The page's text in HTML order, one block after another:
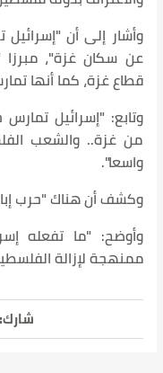
وأشار إلى أن "إسرائيل
عن سكان غزة"،
قطاع غزة، كما أنها
وتابع: "إسرائيل
من غزة.. والشعب
واسعا".
وكشف أن هناك "حرب
وأوضح: "ما تفعله
ممنهجة لإزالة
شارك: